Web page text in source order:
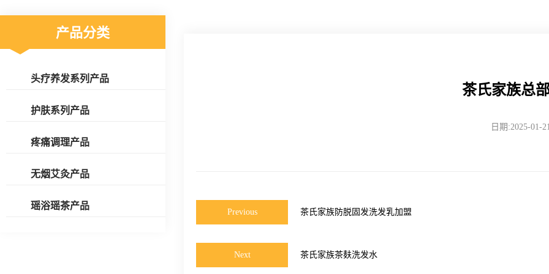
产品分类
头疗养发系列产品
护肤系列产品
疼痛调理产品
无烟艾灸产品
瑶浴瑶茶产品
茶氏家族总
日期:2025-01-
Previous 茶氏家族防脱固发洗发乳加盟
Next 茶氏家族茶麸洗发水